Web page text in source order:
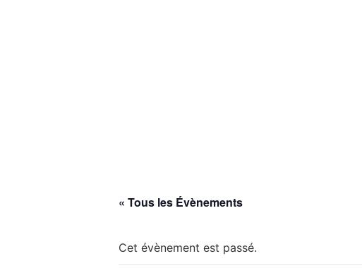
« Tous les Évènements
Cet évènement est passé.